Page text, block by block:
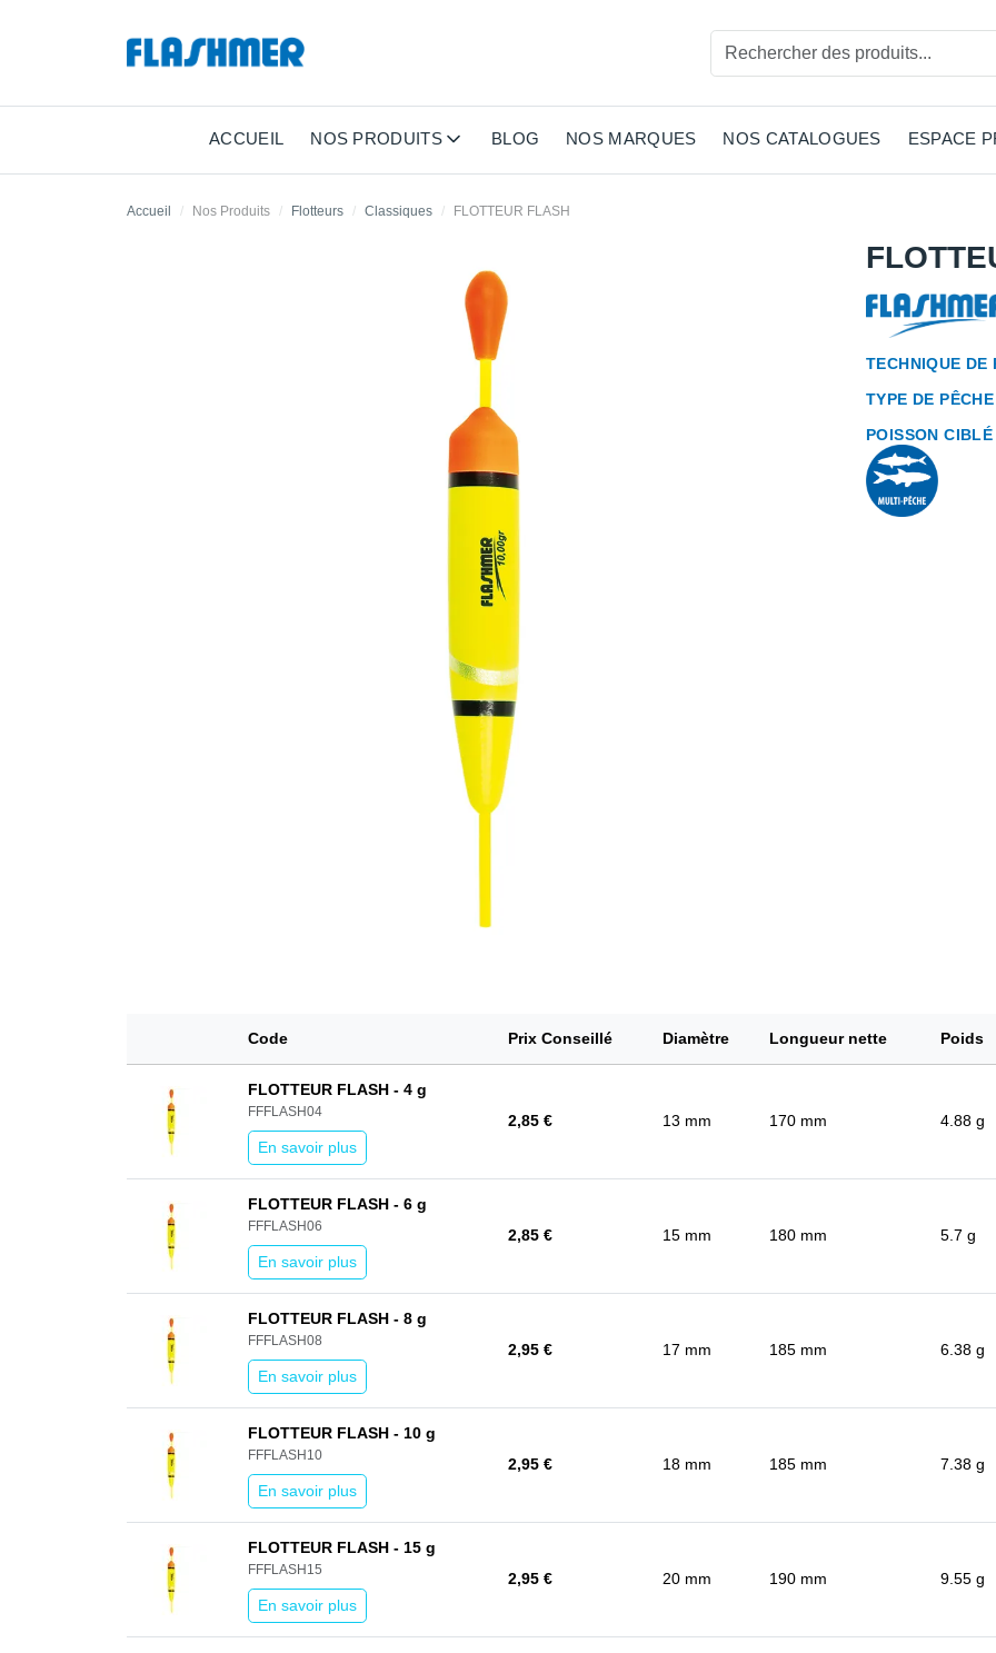
ACCUEIL NOS PRODUITS BLOG NOS MARQUES NOS CATALOGUES ESPACE
Accueil Nos Produits Flotteurs Classiques FLOTTEUR FLASH
TECHNIQUE DE
TYPE DE PÊCHE
POISSON CIBLÉ
Code Prix Conseillé Diamètre Longueur nette Poids
FLOTTEUR FLASH - 4 g
FFFLASH04
En savoir plus
2,85 € 13 mm 170 mm 4.88 g
FLOTTEUR FLASH - 6 g
FFFLASH06
En savoir plus
2,85 € 15 mm 180 mm 5.7 g
FLOTTEUR FLASH - 8 g
FFFLASH08
En savoir plus
2,95 € 17 mm 185 mm 6.38 g
FLOTTEUR FLASH - 10 g
FFFLASH10
En savoir plus
2,95 € 18 mm 185 mm 7.38 g
FLOTTEUR FLASH - 15 g
FFFLASH15
En savoir plus
2,95 € 20 mm 190 mm 9.55 g